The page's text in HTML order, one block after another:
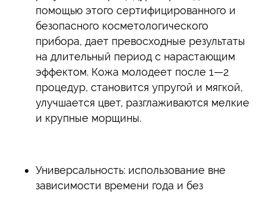
помощью этого сертифицированного и
безопасного косметологического
прибора, дает превосходные результаты
на длительный период с нарастающим
эффектом. Кожа молодеет после 1—2
процедур, становится упругой и мягкой,
улучшается цвет, разглаживаются мелкие
и крупные морщины.
Универсальность: использование вне
зависимости времени года и без